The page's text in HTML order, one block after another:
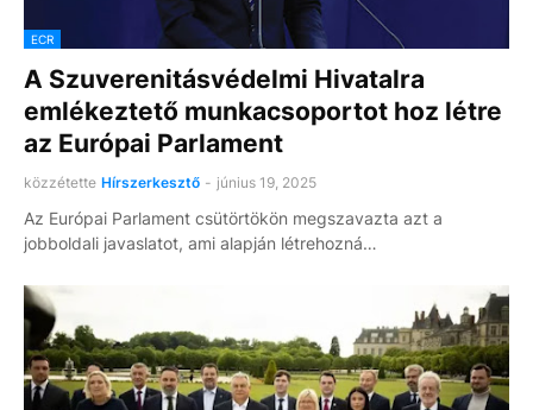
ECR
A Szuverenitásvédelmi Hivatalra
emlékeztető munkacsoportot hoz létre
az Európai Parlament
közzétette Hírszerkesztő - június 19, 2025
Az Európai Parlament csütörtökön megszavazta azt a
jobboldali javaslatot, ami alapján létrehozná…